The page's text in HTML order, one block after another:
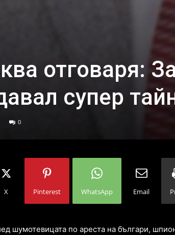
отговаря:
супер
0
X Pinterest WhatsApp Email
шумотевицата по ареста на българи,